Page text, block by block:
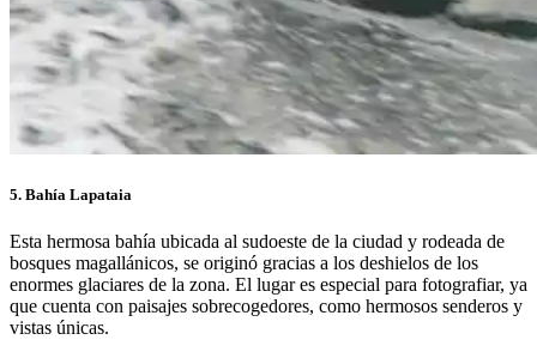
5. Bahía Lapataia
Esta hermosa bahía ubicada al sudoeste de la ciudad y rodeada de
bosques magallánicos, se originó gracias a los deshielos de los
enormes glaciares de la zona. El lugar es especial para fotografiar, ya
que cuenta con paisajes sobrecogedores, como hermosos senderos y
vistas únicas.